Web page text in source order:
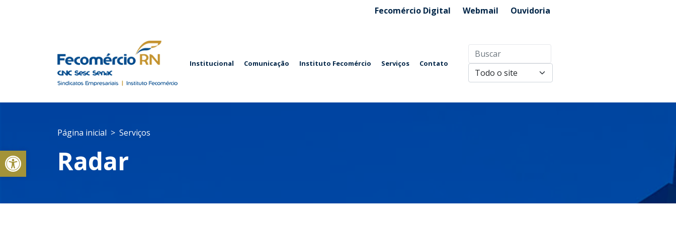
Abrir a barra de ferramentas
Fecomércio Digital Webmail Ouvidoria
Institucional Comunicação Instituto Fecomércio Serviços Contato
Página inicial Serviços
Radar